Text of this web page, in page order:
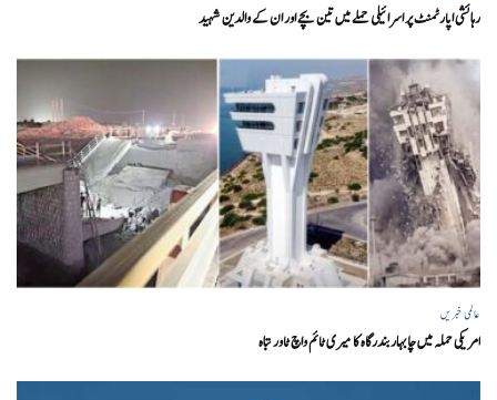
رہائشی اپارٹمنٹ پر اسرائیلی حملے میں تین بچے اور ان کے والدین شہید
عالمی خبریں
امریکی حملہ میں چابہار بندرگاہ کا میری ٹائم واچ ٹاور تباہ